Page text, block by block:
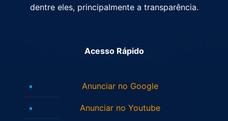
dentre eles, principalmente a transparência.
Acesso Rápido
Anunciar no Google
Anunciar no Youtube